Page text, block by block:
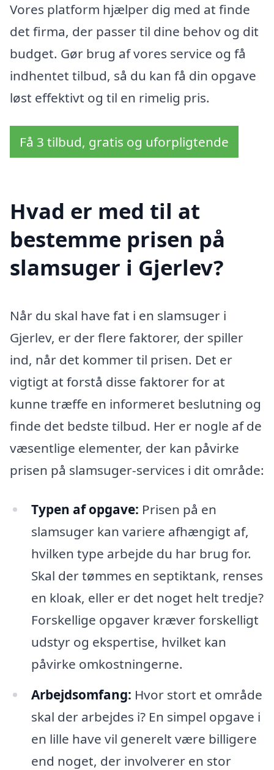
Vores platform hjælper dig med at finde
det firma, der passer til dine behov og dit
budget. Gør brug af vores service og få
indhentet tilbud, så du kan få din opgave
løst effektivt og til en rimelig pris.
Få 3 tilbud, gratis og uforpligtende
Hvad er med til at
bestemme prisen på
slamsuger i Gjerlev?
Når du skal have fat i en slamsuger i
Gjerlev, er der flere faktorer, der spiller
ind, når det kommer til prisen. Det er
vigtigt at forstå disse faktorer for at
kunne træffe en informeret beslutning og
finde det bedste tilbud. Her er nogle af de
væsentlige elementer, der kan påvirke
prisen på slamsuger-services i dit område:
Typen af opgave: Prisen på en
slamsuger kan variere afhængigt af,
hvilken type arbejde du har brug for.
Skal der tømmes en septiktank, renses
en kloak, eller er det noget helt tredje?
Forskellige opgaver kræver forskelligt
udstyr og ekspertise, hvilket kan
påvirke omkostningerne.
Arbejdsomfang: Hvor stort et område
skal der arbejdes i? En simpel opgave i
en lille have vil generelt være billigere
end noget, der involverer en stor